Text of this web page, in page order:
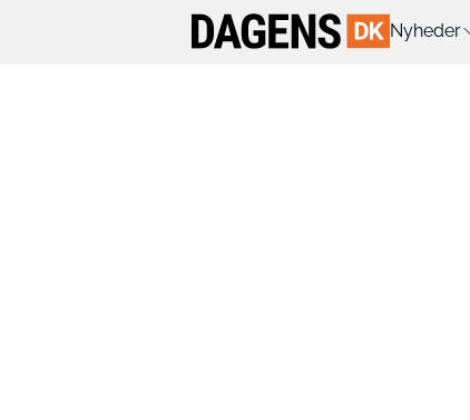
Nyheder